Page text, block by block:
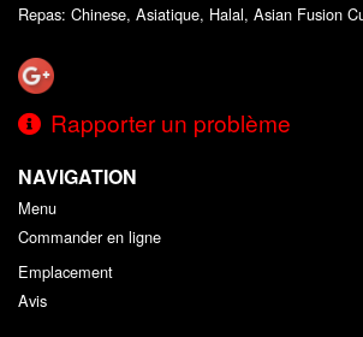
Repas: Chinese, Asiatique, Halal, Asian Fusion
Rapporter un problème
NAVIGATION
Menu
Commander en ligne
Emplacement
Avis